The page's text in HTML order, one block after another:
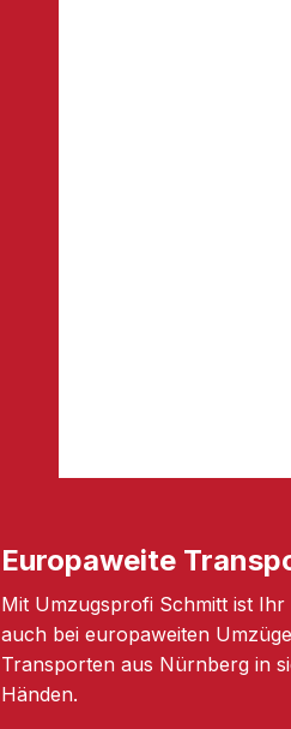
Europaweite
Mit Umzugsprofi Schmitt ist Ihr
auch bei europaweiten
Transporten aus Nürnberg in
Händen.